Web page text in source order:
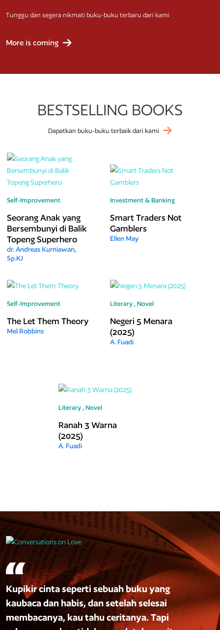
Tunggu dan segera nikmati buku-buku terbaru dari kami
More is coming
BESTSELLING BOOKS
Dapatkan buku-buku terbaik dari kami
Self-Improvement
Seorang Anak yang
Bersembunyi di Balik
Topeng Superhero
dr. Andreas Kurniawan,
Sp.KJ
Investment & Banking
Smart Traders Not
Gamblers
Ellen May
Self-Improvement
The Let Them Theory
Mel Robbins
Literary , Novel
Negeri 5 Menara
(2025)
A. Fuadi
Literary , Novel
Ranah 3 Warna
(2025)
A. Fuadi
Kupikir cinta seperti sebuah buku yang
kaubaca dan habis, dan setelah selesai
membacanya, kau tahu ceritanya. Tapi